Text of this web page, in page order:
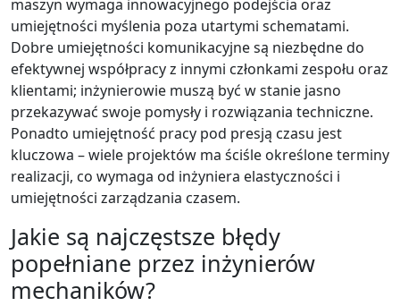
maszyn wymaga innowacyjnego podejścia oraz
umiejętności myślenia poza utartymi schematami.
Dobre umiejętności komunikacyjne są niezbędne do
efektywnej współpracy z innymi członkami zespołu oraz
klientami; inżynierowie muszą być w stanie jasno
przekazywać swoje pomysły i rozwiązania techniczne.
Ponadto umiejętność pracy pod presją czasu jest
kluczowa – wiele projektów ma ściśle określone terminy
realizacji, co wymaga od inżyniera elastyczności i
umiejętności zarządzania czasem.
Jakie są najczęstsze błędy
popełniane przez inżynierów
mechaników?